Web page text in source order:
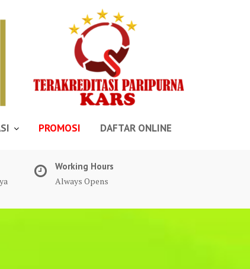
PROMOSI DAFTAR ONLINE
Working Hours
Always Opens